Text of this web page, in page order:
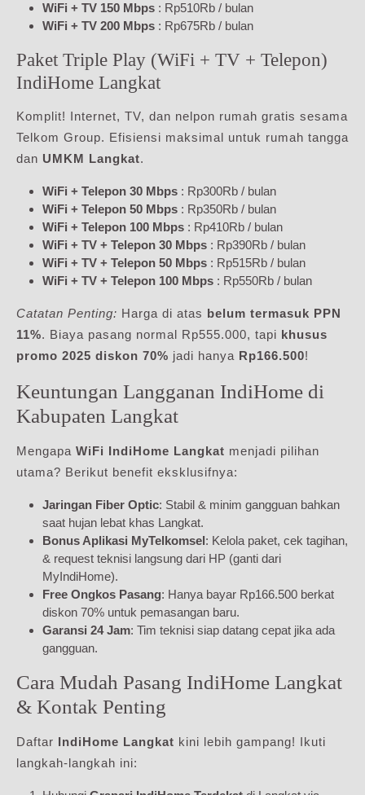
WiFi + TV 150 Mbps : Rp510Rb / bulan
WiFi + TV 200 Mbps : Rp675Rb / bulan
Paket Triple Play (WiFi + TV + Telepon)
IndiHome Langkat
Komplit! Internet, TV, dan nelpon rumah gratis sesama
Telkom Group. Efisiensi maksimal untuk rumah tangga
dan UMKM Langkat.
WiFi + Telepon 30 Mbps : Rp300Rb / bulan
WiFi + Telepon 50 Mbps : Rp350Rb / bulan
WiFi + Telepon 100 Mbps : Rp410Rb / bulan
WiFi + TV + Telepon 30 Mbps : Rp390Rb / bulan
WiFi + TV + Telepon 50 Mbps : Rp515Rb / bulan
WiFi + TV + Telepon 100 Mbps : Rp550Rb / bulan
Catatan Penting: Harga di atas belum termasuk PPN
11%. Biaya pasang normal Rp555.000, tapi khusus
promo 2025 diskon 70% jadi hanya Rp166.500!
Keuntungan Langganan IndiHome di
Kabupaten Langkat
Mengapa WiFi IndiHome Langkat menjadi pilihan
utama? Berikut benefit eksklusifnya:
Jaringan Fiber Optic: Stabil & minim gangguan bahkan
saat hujan lebat khas Langkat.
Bonus Aplikasi MyTelkomsel: Kelola paket, cek tagihan,
& request teknisi langsung dari HP (ganti dari
MyIndiHome).
Free Ongkos Pasang: Hanya bayar Rp166.500 berkat
diskon 70% untuk pemasangan baru.
Garansi 24 Jam: Tim teknisi siap datang cepat jika ada
gangguan.
Cara Mudah Pasang IndiHome Langkat
& Kontak Penting
Daftar IndiHome Langkat kini lebih gampang! Ikuti
langkah-langkah ini: